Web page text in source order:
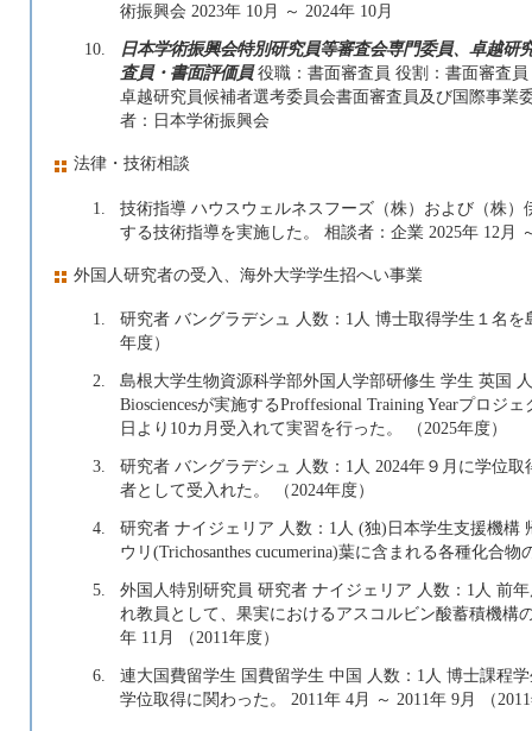
術振興会 2023年 10月 ～ 2024年 10月
10.
日本学術振興会特別研究員等審査会専門委員、卓越
査員・書面評価員役職：書面審査員 役割：書面審査
卓越研究員候補者選考委員会書面審査員及び国際事業
者：日本学術振興会
法律・技術相談
1.
技術指導 ハウスウェルネスフーズ（株）および（株
する技術指導を実施した。 相談者：企業 2025年 12月
外国人研究者の受入、海外大学学生招へい事業
1.
研究者 バングラデシュ 人数：1人 博士取得学生１名
年度）
2.
島根大学生物資源科学部外国人学部研修生 学生 英国
Biosciencesが実施するProffesional Training Yearプロジ
日より10カ月受入れて実習を行った。 （2025年度）
3.
研究者 バングラデシュ 人数：1人 2024年９月に学位
者として受入れた。 （2024年度）
4.
研究者 ナイジェリア 人数：1人 (独)日本学生支援機構
ウリ(Trichosanthes cucumerina)葉に含まれる各種化合
5.
外国人特別研究員 研究者 ナイジェリア 人数：1人 前
れ教員として、果実におけるアスコルビン酸蓄積機構
年 11月 （2011年度）
6.
連大国費留学生 国費留学生 中国 人数：1人 博士課程
学位取得に関わった。 2011年 4月 ～ 2011年 9月 （